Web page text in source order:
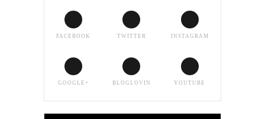
FACEBOOK TWITTER INSTAGRAM
GOOGLE+ BLOGLOVIN YOUTUBE